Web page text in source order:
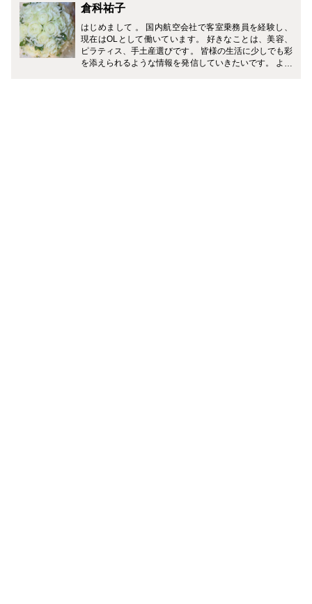
倉科祐子
はじめまして 。 国内航空会社で客室乗務員を経験し、
現在はOLとして働いています。 好きなことは、美容、
ピラティス、手土産選びです。 皆様の生活に少しでも彩
を添えられるような情報を発信していきたいです。 よろ